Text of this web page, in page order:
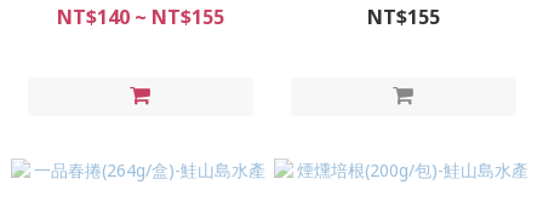
NT$140 ~ NT$155 NT$155